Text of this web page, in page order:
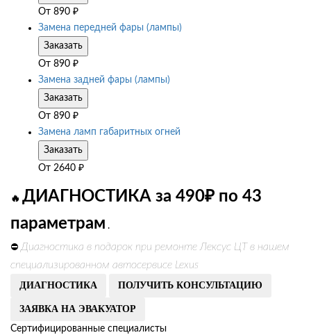
От 890 ₽
Замена передней фары (лампы)
Заказать
От 890 ₽
Замена задней фары (лампы)
Заказать
От 890 ₽
Замена ламп габаритных огней
Заказать
От 2640 ₽
🔥 ДИАГНОСТИКА за 490₽ по 43
параметрам .
⛔ Диагностика в подарок при ремонте Лексус ЦТ в нашем
специализированном автосервисе Lexus
ДИАГНОСТИКА ПОЛУЧИТЬ КОНСУЛЬТАЦИЮ
ЗАЯВКА НА ЭВАКУАТОР
Сертифицированные специалисты